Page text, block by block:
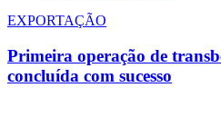
EXPORTAÇÃO
Primeira operação de
concluída com sucesso